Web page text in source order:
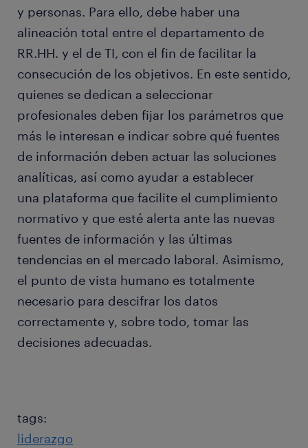
y personas. Para ello, debe haber una
alineación total entre el departamento de
RR.HH. y el de TI, con el fin de facilitar la
consecución de los objetivos. En este sentido,
quienes se dedican a seleccionar
profesionales deben fijar los parámetros que
más le interesan e indicar sobre qué fuentes
de información deben actuar las soluciones
analíticas, así como ayudar a establecer
una plataforma que facilite el cumplimiento
normativo y que esté alerta ante las nuevas
fuentes de información y las últimas
tendencias en el mercado laboral. Asimismo,
el punto de vista humano es totalmente
necesario para descifrar los datos
correctamente y, sobre todo, tomar las
decisiones adecuadas.
tags:
liderazgo